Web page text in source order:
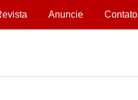
Anuncie Contato